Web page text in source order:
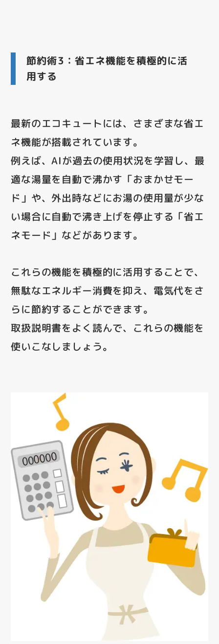
節約術3：省エネ機能を積極的に活
用する
最新のエコキュートには、さまざまな省エ
ネ機能が搭載されています。
例えば、AIが過去の使用状況を学習し、最
適な湯量を自動で沸かす「おまかせモー
ド」や、外出時などにお湯の使用量が少な
い場合に自動で沸き上げを停止する「省エ
ネモード」などがあります。
これらの機能を積極的に活用することで、
無駄なエネルギー消費を抑え、電気代をさ
らに節約することができます。
取扱説明書をよく読んで、これらの機能を
使いこなしましょう。